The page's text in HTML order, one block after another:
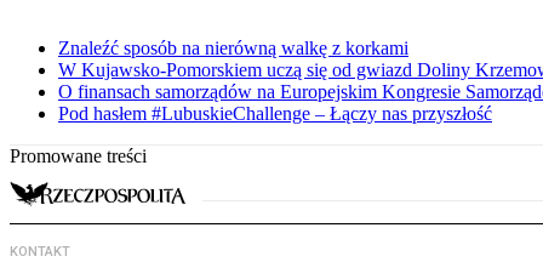
Znaleźć sposób na nierówną walkę z korkami
W Kujawsko-Pomorskiem uczą się od gwiazd Doliny
O finansach samorządów na Europejskim Kongresie
Pod hasłem #LubuskieChallenge – Łączy nas przyszłość
Promowane treści
KONTAKT